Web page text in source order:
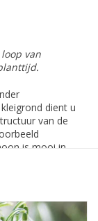
loop van
dient u
van de
is mooi in
polyzak mét
bewaren kan